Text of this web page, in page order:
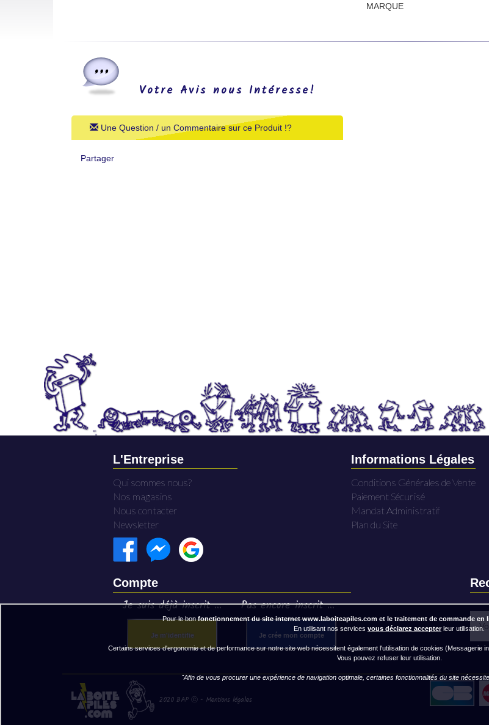
MARQUE
Votre Avis nous Intéresse!
Une Question / un Commentaire sur ce Produit !?
Partager
L'Entreprise
Qui sommes nous?
Nos magasins
Nous contacter
Newsletter
Informations Légales
Conditions Générales de Vente
Paiement Sécurisé
Mandat Administratif
Plan du Site
Compte
Je suis déjà inscrit ...
Je m'identifie
Pas encore inscrit ...
Je crée mon compte
2020 BAP ⓒ - Mentions légales
Pour le bonfonctionnement du site internet www.laboiteapiles.com et le traitement de commande en
En utilisant nos services vous déclarez accepterleur utilisation.
Certains services d'ergonomie et de performance sur notre site web nécessitent également l'utilisation de cookies (Messagerie
Vous pouvez refuser leur utilisation.
"Afin de vous procurer une expérience de navigation optimale, certaines fonctionnalités du site